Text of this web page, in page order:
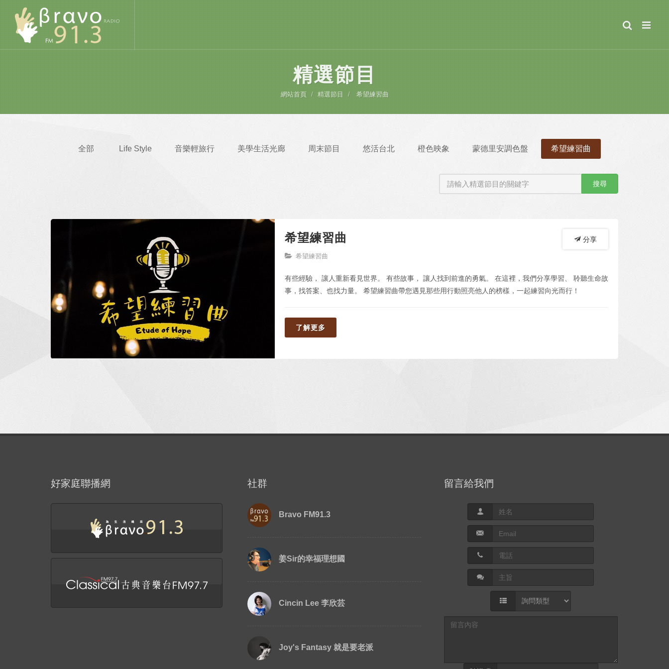
精選節目
網站首頁 精選節目 希望練習曲
全部 Life Style 音樂輕旅行 美學生活光廊 周末節目 悠活台北 橙色映象 蒙德里安調色盤 希望練習曲
搜尋
分享
希望練習曲
希望練習曲
有些經驗， 讓人重新看見世界。 有些故事， 讓人找到前進的勇氣。 在這裡，我們分享學習、 聆聽生命故
事，找答案、也找力量。 希望練習曲帶您遇見那些用行動照亮他人的榜樣，一起練習向光而行！
了解更多
好家庭聯播網 社群
Bravo FM91.3
姜Sir的幸福理想國
Cincin Lee 李欣芸
Joy's Fantasy 就是要老派
留言給我們